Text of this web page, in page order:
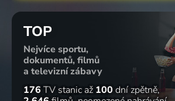
TOP
Nejvíce sportu,
dokumentů, filmů
a televizní zábavy
176 TV stanic až 100 dní zpětně